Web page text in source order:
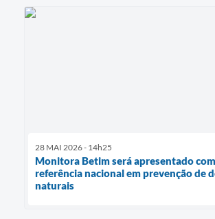
28 MAI 2026 - 14h25
Monitora Betim será apresentado
referência nacional em prevenção de
naturais